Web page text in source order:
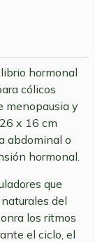
hormonal
cólicos
menopausia y
x 16 cm
abdominal o
hormonal.
que
del
los ritmos
el ciclo, el